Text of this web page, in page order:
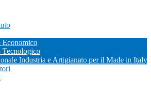
Economico
Tecnologico
Industria e Artigianato per il Made in Italy